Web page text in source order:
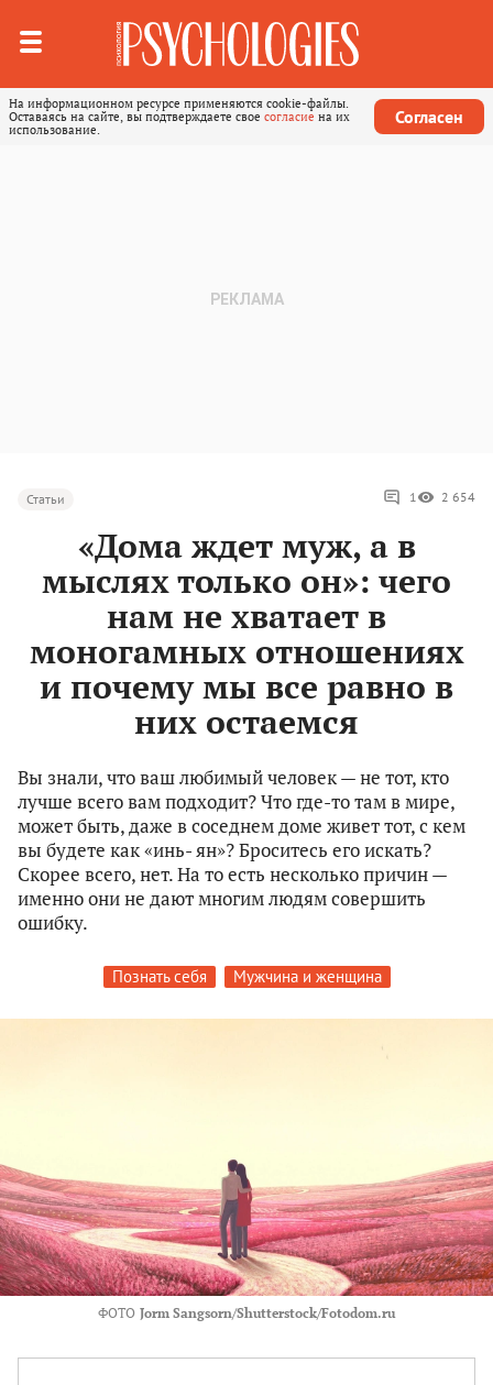
На информационном ресурсе применяются cookie-файлы.
Оставаясь на сайте, вы подтверждаете свое согласие на их
использование.
Согласен
Статьи 1 2 654
«Дома ждет муж, а в
мыслях только он»: чего
нам не хватает в
моногамных отношениях
и почему мы все равно в
них остаемся
Вы знали, что ваш любимый человек — не тот, кто
лучше всего вам подходит? Что где-то там в мире,
может быть, даже в соседнем доме живет тот, с кем
вы будете как «инь- ян»? Броситесь его искать?
Скорее всего, нет. На то есть несколько причин —
именно они не дают многим людям совершить
ошибку.
Познать себя Мужчина и женщина
ФОТО Jorm Sangsorn/Shutterstock/Fotodom.ru